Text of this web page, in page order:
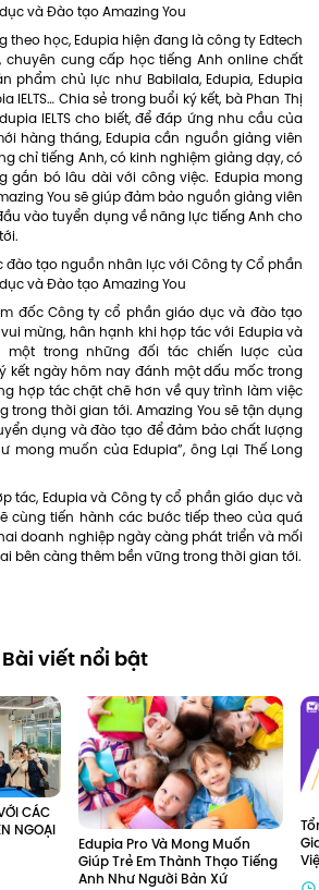
theo học, Edupia hiện đang là công ty Edtech
chuyên cung cấp học tiếng Anh online chất
phẩm chủ lực như Babilala, Edupia, Edupia
IELTS… Chia sẻ trong buổi ký kết, bà Phan Thị
IELTS cho biết, để đáp ứng nhu cầu của
hàng tháng, Edupia cần nguồn giảng viên
chỉ tiếng Anh, có kinh nghiệm giảng dạy, có
gắn bó lâu dài với công việc. Edupia mong
You sẽ giúp đảm bảo nguồn giảng viên
vào tuyển dụng về năng lực tiếng Anh cho
đốc Công ty cổ phần giáo dục và đào tạo
mừng, hân hạnh khi hợp tác với Edupia và
một trong những đối tác chiến lược của
kết ngày hôm nay đánh một dấu mốc trong
hợp tác chặt chẽ hơn về quy trình làm việc
trong thời gian tới. Amazing You sẽ tận dụng
dụng và đào tạo để đảm bảo chất lượng
mong muốn của Edupia”, ông Lại Thế Long
tác, Edupia và Công ty cổ phần giáo dục và
cùng tiến hành các bước tiếp theo của quá
doanh nghiệp ngày càng phát triển và mối
bên càng thêm bền vững trong thời gian tới.
Bài viết nổi bật
CÁC
NGOẠI
Edupia Pro Và Mong Muốn
Giúp Trẻ Em Thành Thạo Tiếng
Anh Như Người Bản Xứ